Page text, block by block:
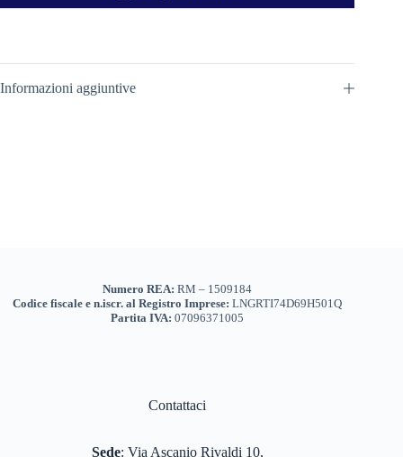
Informazioni aggiuntive
Numero REA:RM – 1509184
Codice fiscale e n.iscr. al Registro Imprese:LNGRTI74D69H501Q
Partita IVA: 07096371005
Contattaci
Sede: Via Ascanio Rivaldi 10,